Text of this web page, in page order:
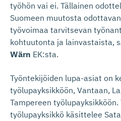
työhön vai ei. Tällainen
Suomeen muutosta
työvoimaa tarvitsevan
kohtuutonta ja lainvastaista,
Wärn EK:sta.
Työntekijöiden lupa-asiat on
työlupayksikköön, Vantaan,
Tampereen työlupayksikköön.
työlupayksikkö käsittelee